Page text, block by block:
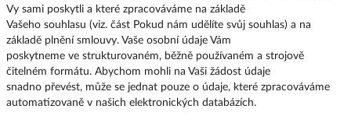
Vy sami poskytli a které zpracováváme na základě
Vašeho souhlasu (viz. část Pokud nám udělíte svůj souhlas) a na
základě plnění smlouvy. Vaše osobní údaje Vám
poskytneme ve strukturovaném, běžně používaném a strojově
čitelném formátu. Abychom mohli na Vaši žádost údaje
snadno převést, může se jednat pouze o údaje, které zpracováváme
automatizovaně v našich elektronických databázích.